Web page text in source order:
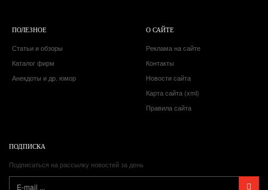
ПОЛЕЗНОЕ
Статьи и обзоры
Каталог фирм
Анекдоты и др. юмор
О САЙТЕ
Реклама на сайте
Контакты
Новости сайта
Карта сайта (xml)
Правила сайта
ПОДПИСКА
Подписаться на рассылку новостей за день